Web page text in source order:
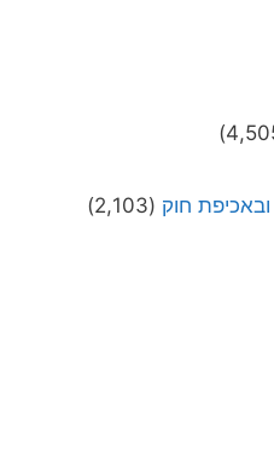
חוק (2,103)